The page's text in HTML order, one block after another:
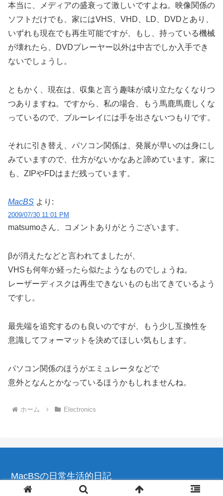
本当に、メディアの盛衰って激しいですよね。映像関係の
ソフトだけでも、家にはVHS、VHD、LD、DVDとあり、
いずれも現在でも再生可能ですが、もし、持っている機械
が壊れたら、DVDプレーヤー以外は中古でしか入手でき
ないでしょうし。
ともかく、現在は、収集と言う趣味が成り立たなくなりつ
つありますね。ですから、私の場合、もう馬鹿馬鹿しくな
っているので、ブルーレイには手を出さないつもりです。
それに引き替え、パソコン関係は、発展が早いのは身にし
みていますので、仕方がないかなあと諦めています。家に
も、ZIPやFDはまだ残っています。
MacBS より:
2009/07/30 11:01 PM
matsumoさん、コメントありがとうございます。
βが消えたなどと言われてましたが、
VHSも何年か経ったら似たようなものでしょうね。
レーザーディスクは再生できないものも出てきているよう
ですし。
最先端を追究するのも良いのですが、もう少し互換性を
意識してフォーマットを決めてほしい気もします。
パソコン関係のほうがエミュレータなどで
意外となんとかなっているほうかもしれませんね。
ホーム Electronics
MacBSの日常生活的日記
© 2004-2026 MacBSの日常生活的日記.